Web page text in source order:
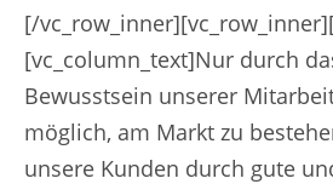
[/
[vc_column_text]Nur durch
Bewusstsein unserer
möglich, am Markt zu
unsere Kunden durch gute